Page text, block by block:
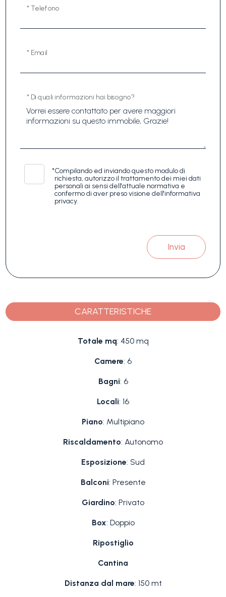
* Telefono
* Email
* Di quali informazioni hai bisogno?
*Compilando ed inviando questo modulo di
richiesta, autorizzo il trattamento dei miei dati
personali ai sensi dell'attuale normativa e
confermo di aver preso visione dell'informativa
privacy.
Invia
CARATTERISTICHE
Totale mq: 450 mq
Camere: 6
Bagni: 6
Locali: 16
Piano: Multipiano
Riscaldamento: Autonomo
Esposizione: Sud
Balconi: Presente
Giardino: Privato
Box: Doppio
Ripostiglio
Cantina
Distanza dal mare: 150 mt